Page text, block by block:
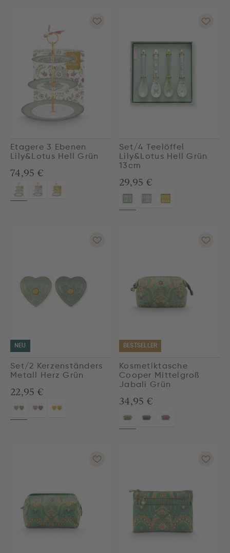
Etagere 3 Ebenen
Lily&Lotus Hell Grün
74,95 €
Set/4 Teelöffel
Lily&Lotus Hell Grün
13cm
29,95 €
NEU
Set/2 Kerzenständers
Metall Herz Grün
22,95 €
BESTSELLER
Kosmetiktasche
Cooper Mittelgroß
Jabali Grün
34,95 €